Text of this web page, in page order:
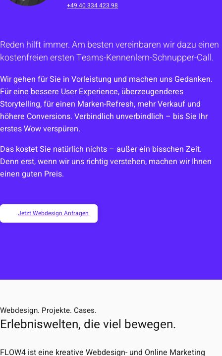
+49 40 334 423 98
Reden hilft immer. Am besten vereinbaren wir dazu einen
kostenfreien ersten Teams-Kennenlern-Schnupper-Call.
Wir gehen für Sie in Vorleistung und machen uns Gedanken.
Für eine bessere User Experience, überzeugenderes
Storytelling, für einen Marken-Refresh, mehr Verkauf und
höhere Conversions. Verbindlich unverbindlich – bis Sie Ihr
erstes Wow verspüren.
Das kostet Sie natürlich nichts – außer ein bisschen Zeit.
Denn erst, wenn wir uns richtig verstehen, machen wir Ihnen
einen guten Preis.
Jetzt Webdesign Anfragen
Webdesign. Projekte. Cases.
Erlebniswelten, die viel bewegen.
FLOW4 ist eine kreative Webdesign- und Online Marketing